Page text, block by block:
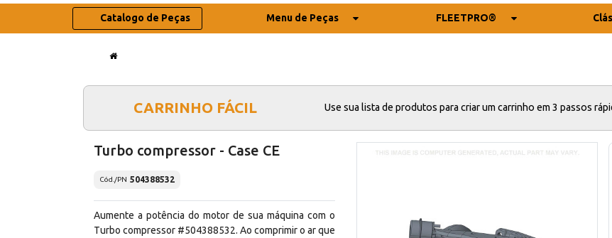
Catalogo de Peças Menu de Peças FLEETPRO®
CARRINHO FÁCIL Use sua lista de produtos para criar um carrinho em 3 passos
Turbo compressor - Case CE
Cód./PN 504388532
Aumente a potência do motor de sua máquina com o
Turbo compressor #504388532. Ao comprimir o ar que